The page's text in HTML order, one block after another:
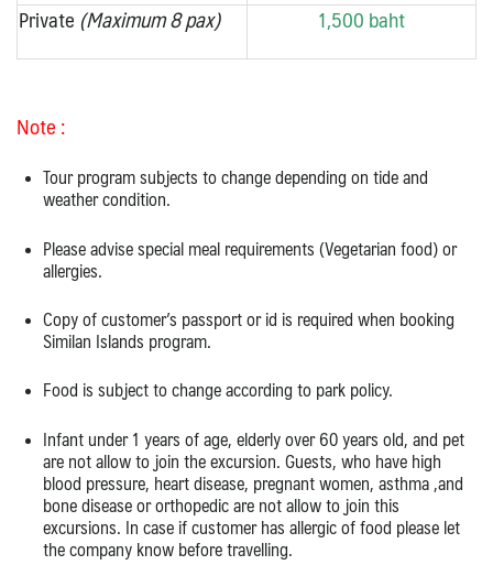
Private(Maximum 8 pax) 1,500 baht
Note :
Tour program subjects to change depending on tide and
weather condition.
Please advise special meal requirements (Vegetarian food) or
allergies.
Copy of customer’s passport or id is required when booking
Similan Islands program.
Food is subject to change according to park policy.
Infant under 1 years of age, elderly over 60 years old, and pet
are not allow to join the excursion. Guests, who have high
blood pressure, heart disease, pregnant women, asthma ,and
bone disease or orthopedic are not allow to join this
excursions. In case if customer has allergic of food please let
the company know before travelling.